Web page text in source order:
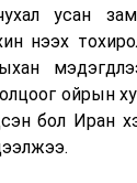
усан
нээх
ойрын
бол Иран